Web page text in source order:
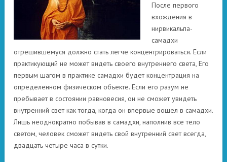
После первого
вхождения в
нирвикальпа-
самадхи
отрешившемуся должно стать легче концентрироваться. Если
практикующий не может видеть своего внутреннего света, Его
первым шагом в практике самадхи будет концентрация на
определенном физическом объекте. Если его разум не
пребывает в состоянии равновесия, он не сможет увидеть
внутренний свет как тогда, когда он впервые вошел в самадхи.
Лишь неоднократно побывав в самадхи, наполнив все тело
светом, человек сможет видеть свой внутренний свет всегда,
двадцать четыре часа в сутки.